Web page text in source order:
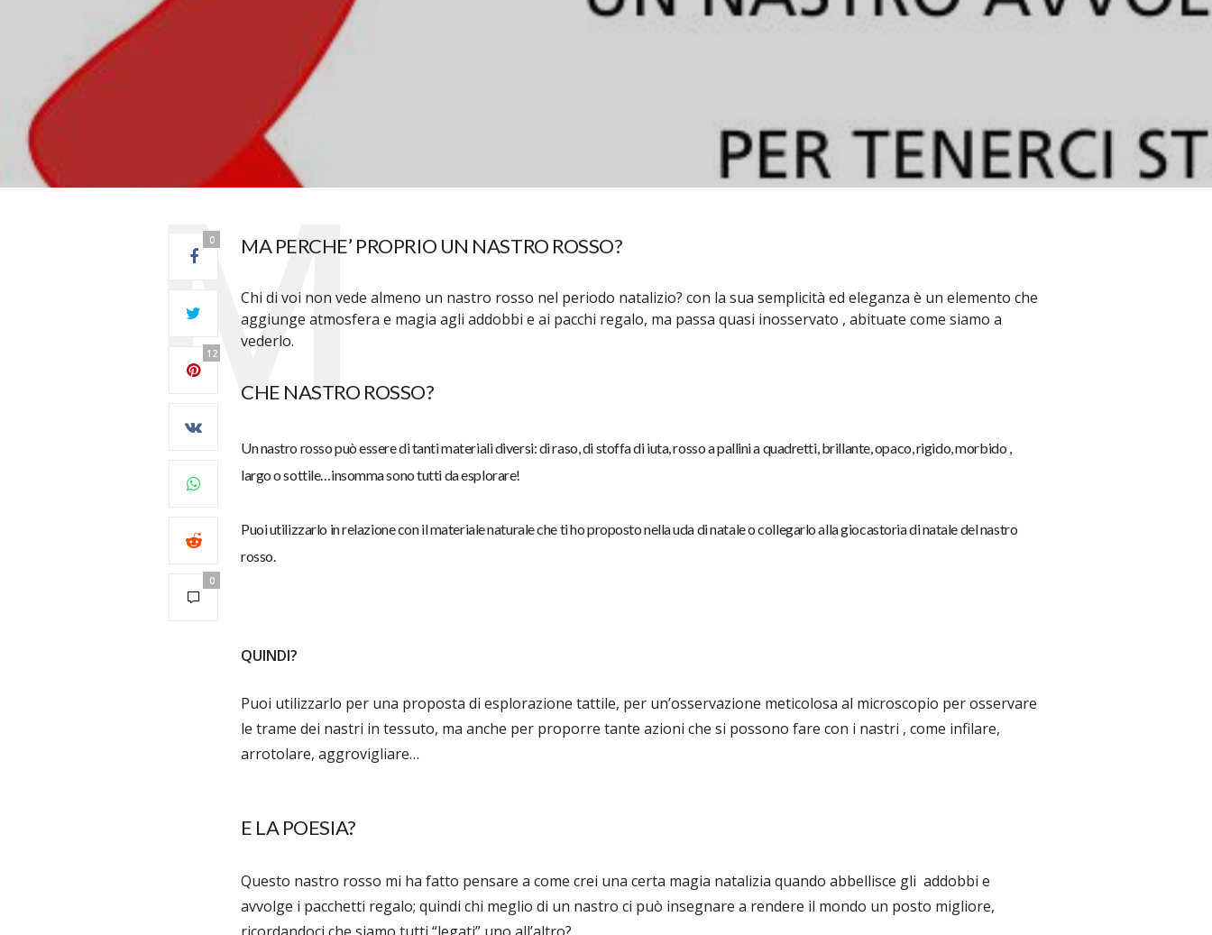
0
12
0
MA PERCHE’ PROPRIO UN NASTRO ROSSO?
Chi di voi non vede almeno un nastro rosso nel periodo natalizio? con la sua semplicità ed eleganza è un elemento che
aggiunge atmosfera e magia agli addobbi e ai pacchi regalo, ma passa quasi inosservato , abituate come siamo a
vederlo.
CHE NASTRO ROSSO?
Un nastro rosso può essere di tanti materiali diversi: di raso, di stoffa di iuta, rosso a pallini a quadretti, brillante, opaco, rigido, morbido ,
largo o sottile…insomma sono tutti da esplorare!
Puoi utilizzarlo in relazione con il materiale naturale che ti ho proposto nella uda di natale o collegarlo alla giocastoria di natale del nastro
rosso.
QUINDI?
Puoi utilizzarlo per una proposta di esplorazione tattile, per un’osservazione meticolosa al microscopio per osservare
le trame dei nastri in tessuto, ma anche per proporre tante azioni che si possono fare con i nastri , come infilare,
arrotolare, aggrovigliare…
E LA POESIA?
Questo nastro rosso mi ha fatto pensare a come crei una certa magia natalizia quando abbellisce gli addobbi e
avvolge i pacchetti regalo; quindi chi meglio di un nastro ci può insegnare a rendere il mondo un posto migliore,